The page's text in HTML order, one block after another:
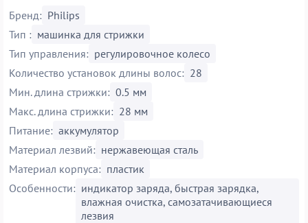
Бренд: Philips
Тип : машинка для стрижки
Тип управления: регулировочное колесо
Количество установок длины волос: 28
Мин. длина стрижки: 0.5 мм
Макс. длина стрижки: 28 мм
Питание: аккумулятор
Материал лезвий: нержавеющая сталь
Материал корпуса: пластик
Особенности: индикатор заряда, быстрая зарядка,
влажная очистка, самозатачивающиеся
лезвия